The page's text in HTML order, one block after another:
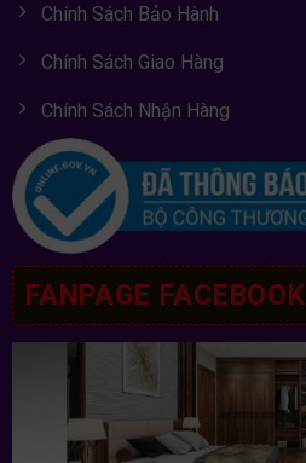
Chính Sách Bảo Hành
Chính Sách Giao Hàng
Chính Sách Nhận Hàng
FANPAGE FACEBOOK